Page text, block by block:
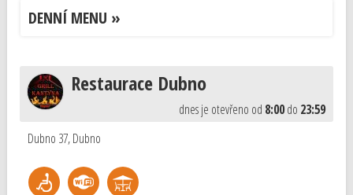
DENNÍ MENU »
Restaurace Dubno
dnes je otevřeno od 8:00do 23:59
Dubno 37,Dubno